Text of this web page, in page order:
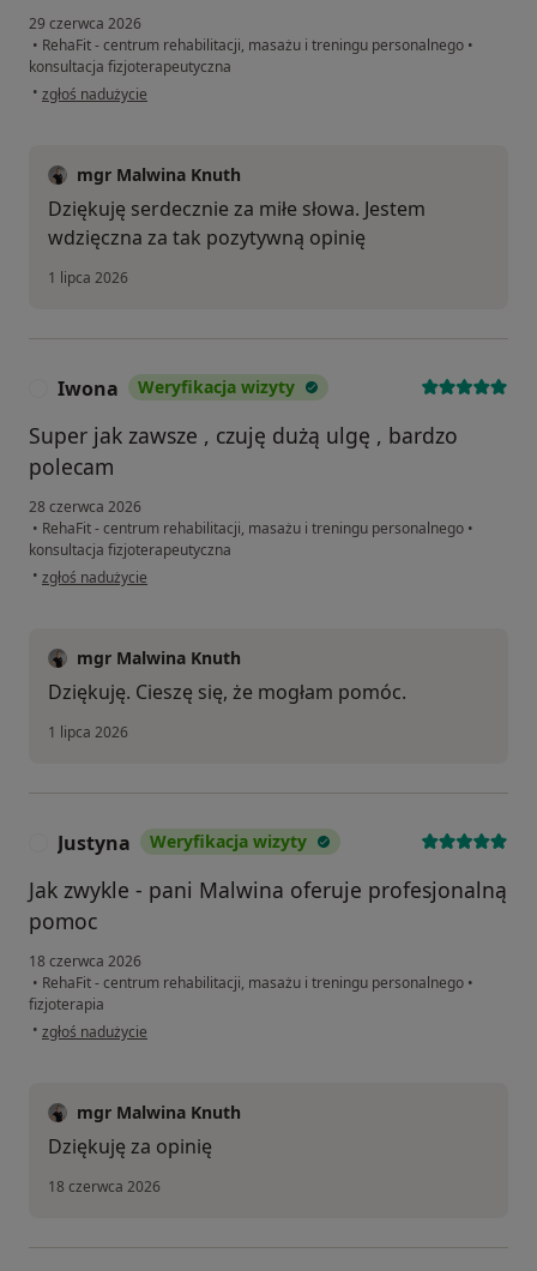
29 czerwca 2026
• RehaFit - centrum rehabilitacji, masażu i treningu personalnego •
konsultacja fizjoterapeutyczna
• w opinii użytkownika Joanna
zgłoś nadużycie
mgr Malwina Knuth
Dziękuję serdecznie za miłe słowa. Jestem
wdzięczna za tak pozytywną opinię
1 lipca 2026
Iwona Weryfikacja wizyty
Super jak zawsze , czuję dużą ulgę , bardzo
polecam
28 czerwca 2026
• RehaFit - centrum rehabilitacji, masażu i treningu personalnego •
konsultacja fizjoterapeutyczna
• w opinii użytkownika Iwona
zgłoś nadużycie
mgr Malwina Knuth
Dziękuję. Cieszę się, że mogłam pomóc.
1 lipca 2026
Justyna Weryfikacja wizyty
Jak zwykle - pani Malwina oferuje profesjonalną
pomoc
18 czerwca 2026
• RehaFit - centrum rehabilitacji, masażu i treningu personalnego •
fizjoterapia
• w opinii użytkownika Justyna
zgłoś nadużycie
mgr Malwina Knuth
Dziękuję za opinię
18 czerwca 2026